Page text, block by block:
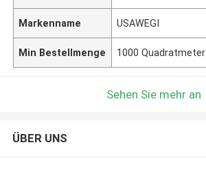
Markenname USAWEGI
Min Bestellmenge 1000 Quadratmeter
Sehen Sie mehr an
ÜBER UNS